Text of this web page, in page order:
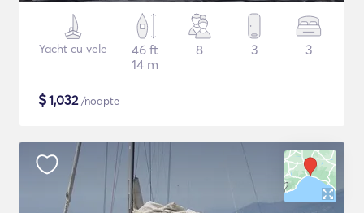
Yacht cu vele
46 ft
14 m
8 3 3
$1,032/noapte